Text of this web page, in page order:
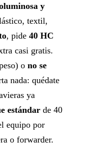
y
textil,
, pide 40 HC
casi gratis.
o no se
nada: quédate
ya
estándar de 40
equipo por
o forwarder.